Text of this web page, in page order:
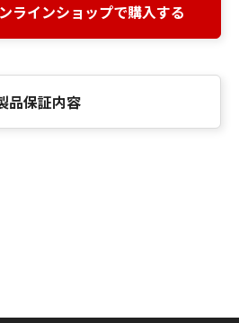
ラインショップで購入する
品保証内容